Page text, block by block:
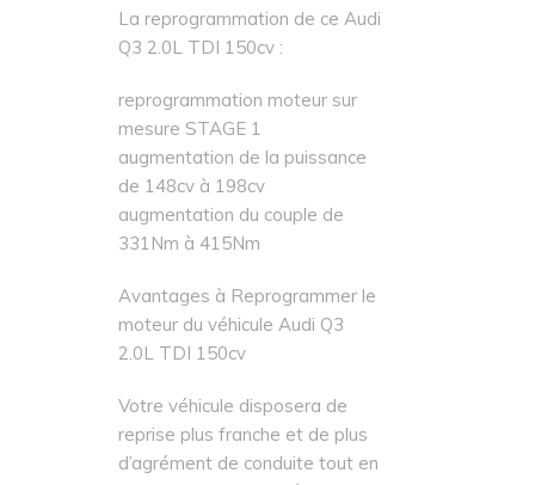
Nos reprogrammations récentes
Q3 2.0L TDI 150cv :
reprogrammation moteur sur
mesure STAGE 1
augmentation de la puissance
de 148cv à 198cv
331Nm à 415Nm
Avantages à Reprogrammer le
2.0L TDI 150cv
Votre véhicule disposera de